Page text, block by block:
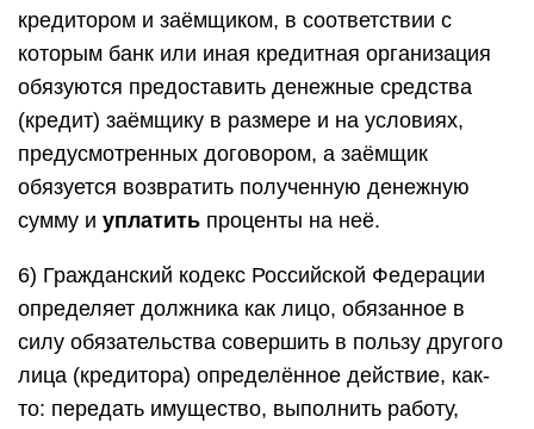
кредитором и заёмщиком, в соответствии с
которым банк или иная кредитная организация
обязуются предоставить денежные средства
(кредит) заёмщику в размере и на условиях,
предусмотренных договором, а заёмщик
обязуется возвратить полученную денежную
сумму и уплатить проценты на неё.
6) Гражданский кодекс Российской Федерации
определяет должника как лицо, обязанное в
силу обязательства совершить в пользу другого
лица (кредитора) определённое действие, как-
то: передать имущество, выполнить работу,